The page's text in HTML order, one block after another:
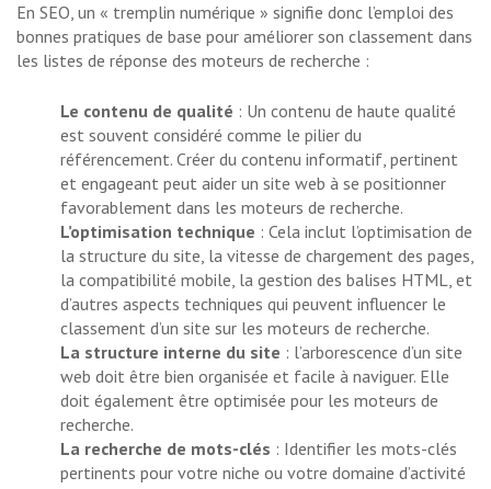
En SEO, un « tremplin numérique » signifie donc l’emploi des
bonnes pratiques de base pour améliorer son classement dans
les listes de réponse des moteurs de recherche :
Le contenu de qualité : Un contenu de haute qualité
est souvent considéré comme le pilier du
référencement. Créer du contenu informatif, pertinent
et engageant peut aider un site web à se positionner
favorablement dans les moteurs de recherche.
L’optimisation technique : Cela inclut l’optimisation de
la structure du site, la vitesse de chargement des pages,
la compatibilité mobile, la gestion des balises HTML, et
d’autres aspects techniques qui peuvent influencer le
classement d’un site sur les moteurs de recherche.
La structure interne du site : l’arborescence d’un site
web doit être bien organisée et facile à naviguer. Elle
doit également être optimisée pour les moteurs de
recherche.
La recherche de mots-clés : Identifier les mots-clés
pertinents pour votre niche ou votre domaine d’activité